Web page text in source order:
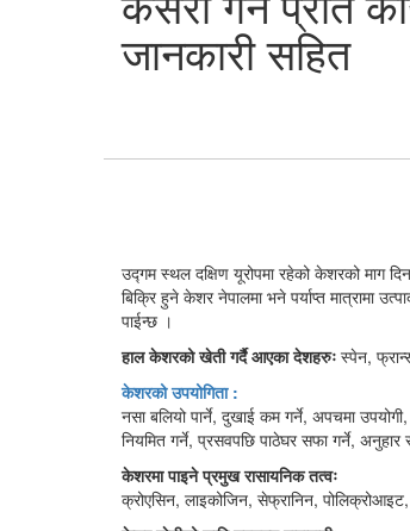
जानकारी सहित
उद्गम स्थल दक्षिण यूरोपमा रहेको केशरको माग
बिक्रि हुने केशर नेपालमा भने पर्याप्त मात्रामा
पाईन्छ ।
हाल केशरको खेती गर्दै आएका देशहरुः स्पेन,
केशरको उपयोगिता :
नसा बलियो पार्ने, दुखाई कम गर्ने, अपचमा
नियमित गर्ने, प्रसवपछि पाठेघर सफा गर्ने,
केशरमा पाइने प्रमुख रासायनिक तत्वः
क्रोएसिन, लाइकोजिन, सेफ्रानिन, पोलिक्रोआइट,